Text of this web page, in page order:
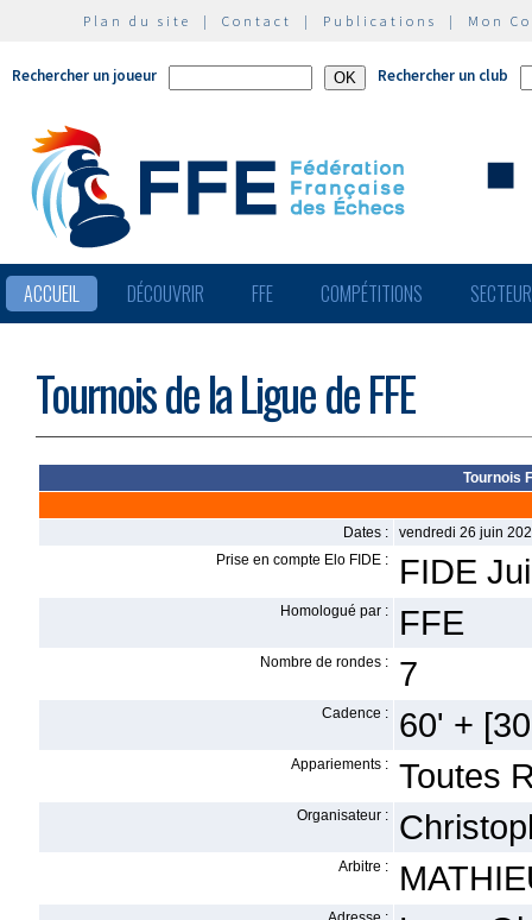
Plan du site | Contact | Publications | Mon
Rechercher un joueur Rechercher un club
ACCUEIL DÉCOUVRIR FFE COMPÉTITIONS
Tournois de la Ligue de FFE
Tournois
Dates :
vendredi 26 juin
Prise en compte Elo FIDE :
FIDE
Homologué par : FFE
Nombre de rondes : 7
Cadence : 60' +
Appariements : Toutes
Organisateur :
Arbitre :